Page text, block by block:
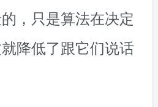
，只是算法在决定
降低了跟它们说话